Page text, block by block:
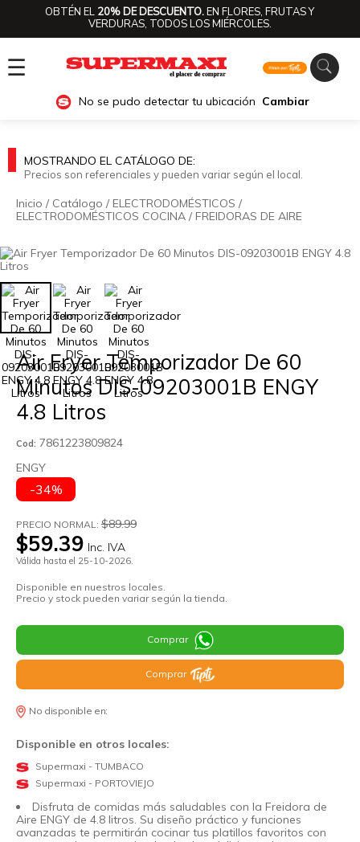
OBTÉN EL 20% DE DESCUENTO.EN FLORES, FRUTAS Y
VERDURAS, TODOS LOS MIÉRCOLES.
☰
No se pudo detectar tu ubicación Cambiar
MOSTRANDO EL CATÁLOGO DE:
Precios son referenciales y pueden variar según el local.
Inicio / Catálogo / ELECTRODOMÉSTICOS /
ELECTRODOMÉSTICOS COCINA / FREIDORAS DE AIRE
Air Fryer Temporizador De 60
Minutos DIS-09203001B ENGY
4.8 Litros
Cod: 7861223809824
ENGY
-34%
PRECIO NORMAL: $89.99
$59.39 Inc. IVA
Válida hasta el 25-10-2026.
Disponible en nuestros locales.
Precio y stock pueden variar según la tienda.
Comprar
Comprar
No disponible en:
Disponible en otros locales:
Supermaxi - TUMBACO
Supermaxi - PORTOVIEJO
Disfruta de comidas más saludables con la Freidora de
Aire ENGY de 4.8 litros. Su diseño práctico y funciones
avanzadas te permitirán cocinar tus platillos favoritos con